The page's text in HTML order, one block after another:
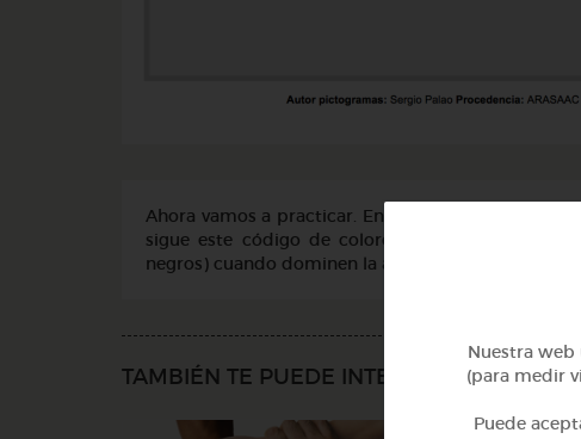
Ahora vamos a practicar. En los anexos tenéis
sigue este código de colores. También podéis
negros) cuando dominen la actividad con los
TAMBIÉN TE PUEDE INTERESAR
Nuestra web
(para medir
Puede